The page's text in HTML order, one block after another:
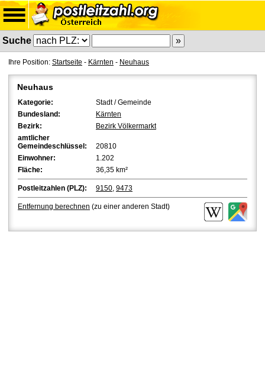
Suche
Ihre Position: Startseite - Kärnten - Neuhaus
Neuhaus
Kategorie:
Stadt / Gemeinde
Bundesland:
Kärnten
Bezirk:
Bezirk Völkermarkt
amtlicher
Gemeindeschlüssel:
20810
Einwohner:
1.202
Fläche:
36,35 km²
Postleitzahlen (PLZ): 9150, 9473
Entfernung berechnen (zu einer anderen Stadt)